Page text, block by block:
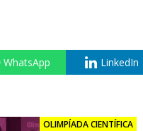
WhatsApp LinkedIn
OLIMPÍADA CIENTÍFICA